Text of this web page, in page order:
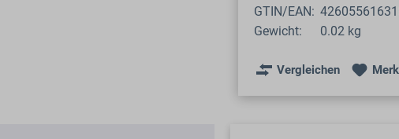
GTIN/EAN:
Gewicht:
0.02 kg
Vergleichen